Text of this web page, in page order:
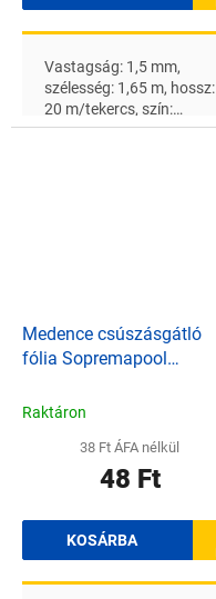
Vastagság: 1,5 mm,
szélesség: 1,65 m, hossz:
20 m/tekercs, szín:
feketeA feltüntetett ár 1
Medence csúszásgátló
fólia Sopremapool
Raktáron
38 Ft ÁFA nélkül
48 Ft
KOSÁRBA